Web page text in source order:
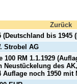
Zurück
(Deutschland bis 1945
Strobel AG
100 RM 1.1.1929
Neustückelung des
Auflage noch 1950 mit